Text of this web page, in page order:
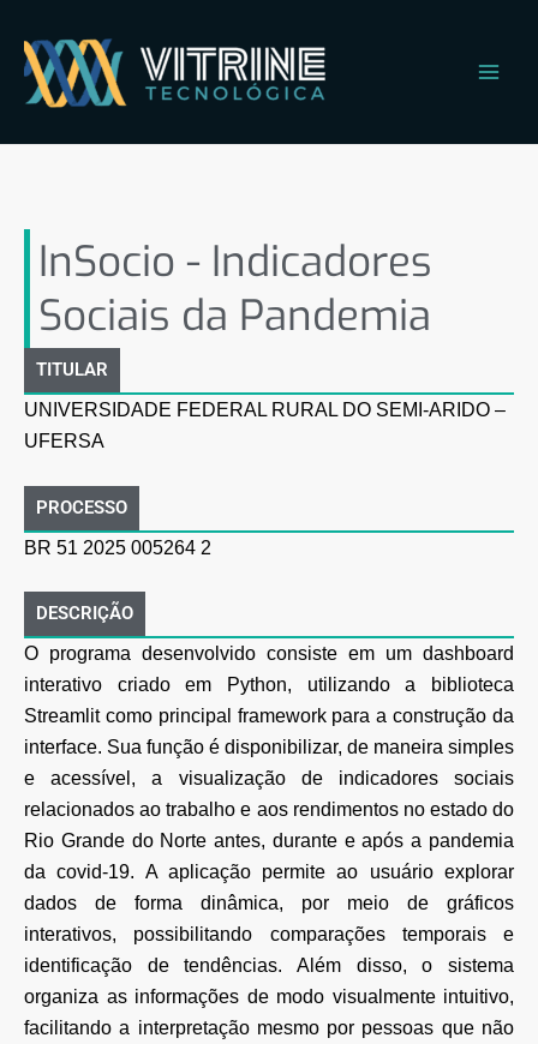
para
conteúdo
InSocio - Indicadores
Sociais da Pandemia
TITULAR
UNIVERSIDADE FEDERAL RURAL DO SEMI-ARIDO –
UFERSA
PROCESSO
BR 51 2025 005264 2
DESCRIÇÃO
O programa desenvolvido consiste em um dashboard
interativo criado em Python, utilizando a biblioteca
Streamlit como principal framework para a construção da
interface. Sua função é disponibilizar, de maneira simples
e acessível, a visualização de indicadores sociais
relacionados ao trabalho e aos rendimentos no estado do
Rio Grande do Norte antes, durante e após a pandemia
da covid-19. A aplicação permite ao usuário explorar
dados de forma dinâmica, por meio de gráficos
interativos, possibilitando comparações temporais e
identificação de tendências. Além disso, o sistema
organiza as informações de modo visualmente intuitivo,
facilitando a interpretação mesmo por pessoas que não